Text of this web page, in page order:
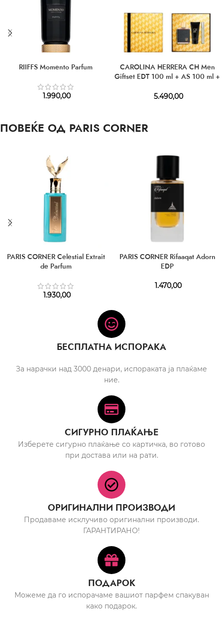
RIIFFS Momento Parfum
1.990,00
CAROLINA HERRERA CH Men
Giftset EDT 100 ml + AS 100 ml +
5.490,00
ПОВЕЌЕ ОД PARIS CORNER
PARIS CORNER Celestial Extrait
de Parfum
1.930,00
PARIS CORNER Rifaaqat Adorn
EDP
1.470,00
БЕСПЛАТНА ИСПОРАКА
За нарачки над 3000 денари, испораката ја плаќаме
ние.
СИГУРНО ПЛАЌАЊЕ
Изберете сигурно плаќање со картичка, во готово
при достава или на рати.
ОРИГИНАЛНИ ПРОИЗВОДИ
Продаваме исклучиво оригинални производи.
ГАРАНТИРАНО!
ПОДАРОК
Можеме да го испорачаме вашиот парфем спакуван
како подарок.